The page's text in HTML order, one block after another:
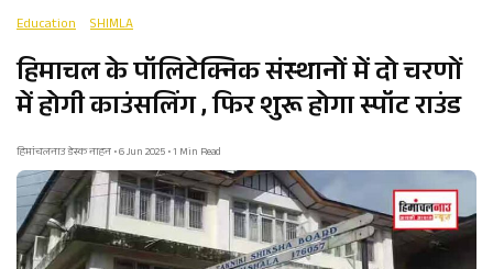
Education SHIMLA
हिमाचल के पॉलिटेक्निक संस्थानों में दो चरणों
में होगी काउंसलिंग , फिर शुरू होगा स्पॉट राउंड
हिमांचलनाउ डेस्क नाहन • 6 Jun 2025 • 1 Min Read